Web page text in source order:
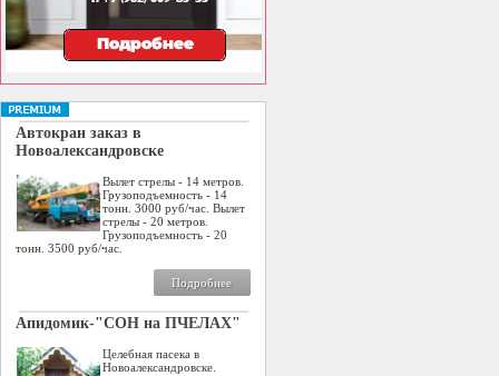
Автокран заказ в
Новоалександровске
Вылет стрелы - 14 метров.
Грузоподъемность - 14
тонн. 3000 руб/час. Вылет
стрелы - 20 метров.
Грузоподъемность - 20
тонн. 3500 руб/час.
Подробнее
Апидомик-"СОН на ПЧЕЛАХ"
Целебная пасека в
Новоалександровске.